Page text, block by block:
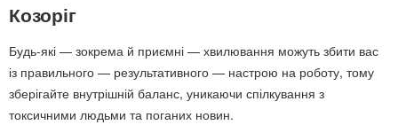
Козоріг
Будь-які — зокрема й приємні — хвилювання можуть збити вас
із правильного — результативного — настрою на роботу, тому
зберігайте внутрішній баланс, уникаючи спілкування з
токсичними людьми та поганих новин.